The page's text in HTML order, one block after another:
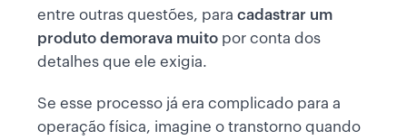
entre outras questões, para cadastrar um
produto demorava muito por conta dos
detalhes que ele exigia.
Se esse processo já era complicado para a
operação física, imagine o transtorno quando